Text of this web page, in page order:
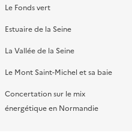
Le Fonds vert
Estuaire de la Seine
La Vallée de la Seine
Le Mont Saint-Michel et sa baie
Concertation sur le mix
énergétique en Normandie